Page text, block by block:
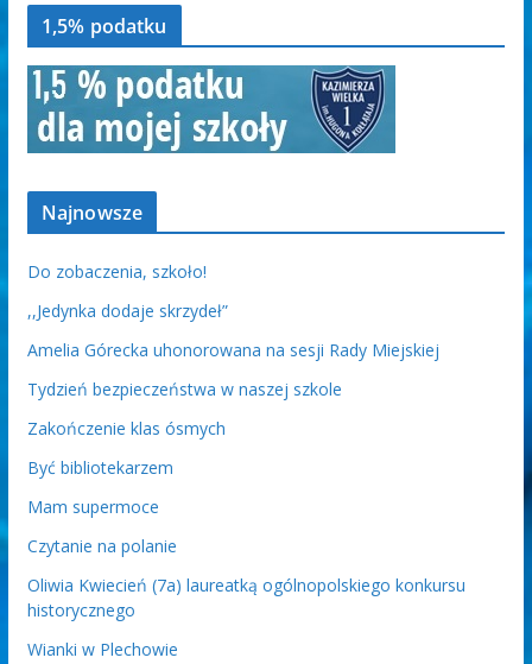
1,5% podatku
Najnowsze
Do zobaczenia, szkoło!
,,Jedynka dodaje skrzydeł”
Amelia Górecka uhonorowana na sesji Rady Miejskiej
Tydzień bezpieczeństwa w naszej szkole
Zakończenie klas ósmych
Być bibliotekarzem
Mam supermoce
Czytanie na polanie
Oliwia Kwiecień (7a) laureatką ogólnopolskiego konkursu
historycznego
Wianki w Plechowie